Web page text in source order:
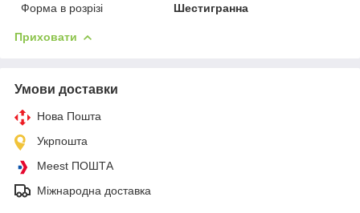
Форма в розрізі
Шестигранна
Приховати
Умови доставки
Нова Пошта
Укрпошта
Meest ПОШТА
Міжнародна доставка